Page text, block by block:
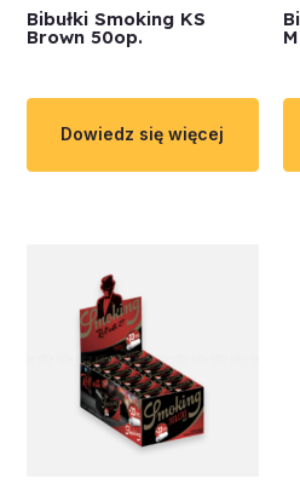
Bibułki Smoking KS
Brown 50op.
Dowiedz się więcej